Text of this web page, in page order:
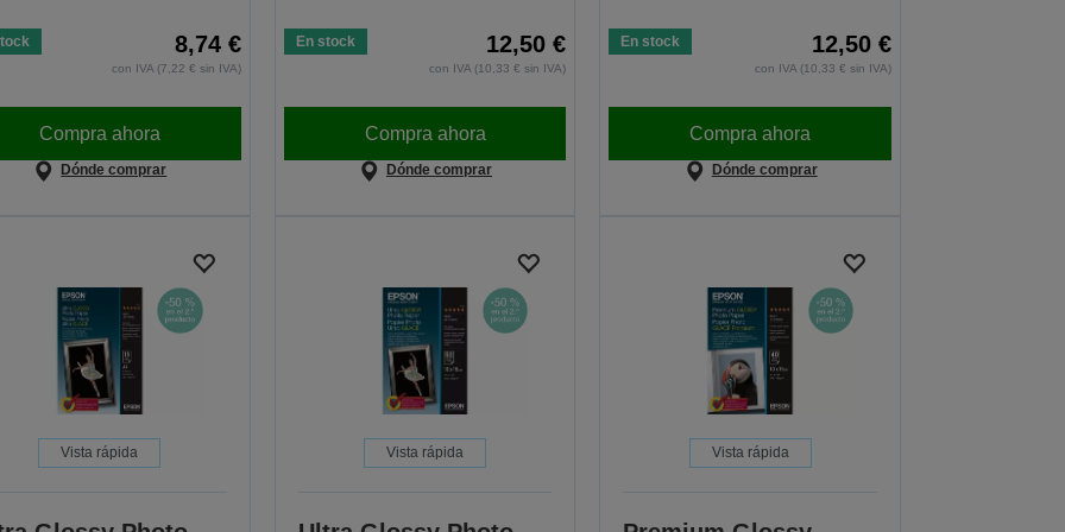
8,74 €
con IVA (7,22 € sin IVA)
Compra ahora
Dónde comprar
En stock 12,50 €
con IVA (10,33 € sin IVA)
Compra ahora
Dónde comprar
En stock 12,50 €
con IVA (10,33 € sin IVA)
Compra ahora
Dónde comprar
Vista rápida Vista rápida Vista rápida